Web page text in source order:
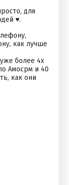
для
♥.
как лучше
более 4х
Амосрм и 40
как они